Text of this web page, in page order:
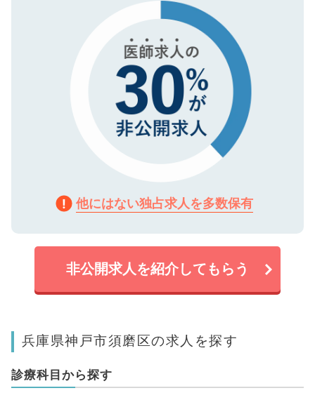
で、機密保持に関してもご安心ください。
他にはない独占求人を多数保有
非公開求人を紹介してもらう
兵庫県神戸市須磨区の求人を探す
診療科目から探す